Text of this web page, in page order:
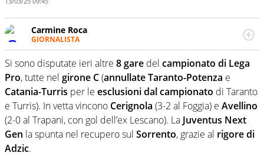
Carmine Roca
GIORNALISTA
Giornalista pubblicista, appassionato di calcio in tutte le
sue sfaccettature, con una particolare predilezione per i
campionati minori.
Si sono disputate ieri altre 8 gare del campionato di Lega
Pro, tutte nel girone C(annullate Taranto-Potenza e
Catania-Turris per le esclusioni dal campionato di Taranto
e Turris). In vetta vincono Cerignola (3-2 al Foggia) e Avellino
(2-0 al Trapani, con gol dell’ex Lescano). La Juventus Next
Gen la spunta nel recupero sul Sorrento, grazie al rigore di
Adzic.